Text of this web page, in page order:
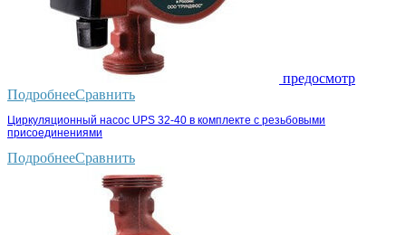
предосмотр
ПодробнееСравнить
Циркуляционный насос UPS 32-40 в комплекте с резьбовыми
присоединениями
ПодробнееСравнить